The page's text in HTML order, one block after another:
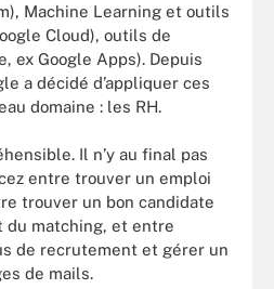
Machine Learning et outils
Cloud), outils de
ex Google Apps). Depuis
a décidé d’appliquer ces
domaine : les RH.
Il n’y au final pas
entre trouver un emploi
trouver un bon candidate
matching, et entre
de recrutement et gérer un
de mails.